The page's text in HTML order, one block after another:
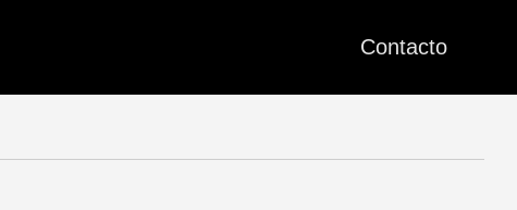
Contacto